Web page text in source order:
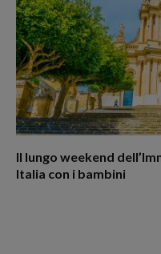
Il lungo weekend
Italia con i bambini